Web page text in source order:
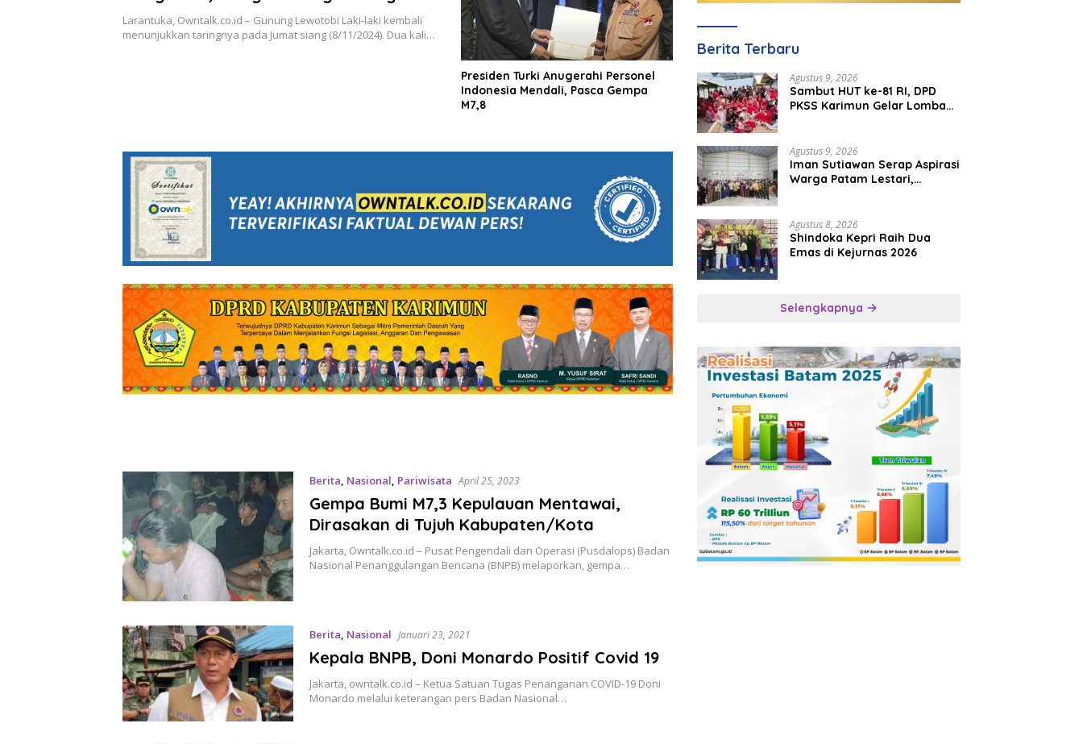
Terpaksa Mengungsi
Larantuka, Owntalk.co.id – Gunung Lewotobi Laki-laki kembali
menunjukkan taringnya pada Jumat siang (8/11/2024). Dua kali…
Presiden Turki Anugerahi Personel
Indonesia Mendali, Pasca Gempa
M7,8
Berita, Nasional, Pariwisata April 25, 2023
Gempa Bumi M7,3 Kepulauan Mentawai,
Dirasakan di Tujuh Kabupaten/Kota
Jakarta, Owntalk.co.id – Pusat Pengendali dan Operasi (Pusdalops) Badan
Nasional Penanggulangan Bencana (BNPB) melaporkan, gempa…
Berita, Nasional Januari 23, 2021
Kepala BNPB, Doni Monardo Positif Covid 19
Jakarta, owntalk.co.id – Ketua Satuan Tugas Penanganan COVID-19 Doni
Monardo melalui keterangan pers Badan Nasional…
Berita Terbaru
Agustus 9, 2026
Sambut HUT ke-81 RI, DPD
PKSS Karimun Gelar Lomba
Agustus 9, 2026
Iman Sutiawan Serap Aspirasi
Warga Patam Lestari,
Agustus 8, 2026
Shindoka Kepri Raih Dua
Emas di Kejurnas 2026
Selengkapnya